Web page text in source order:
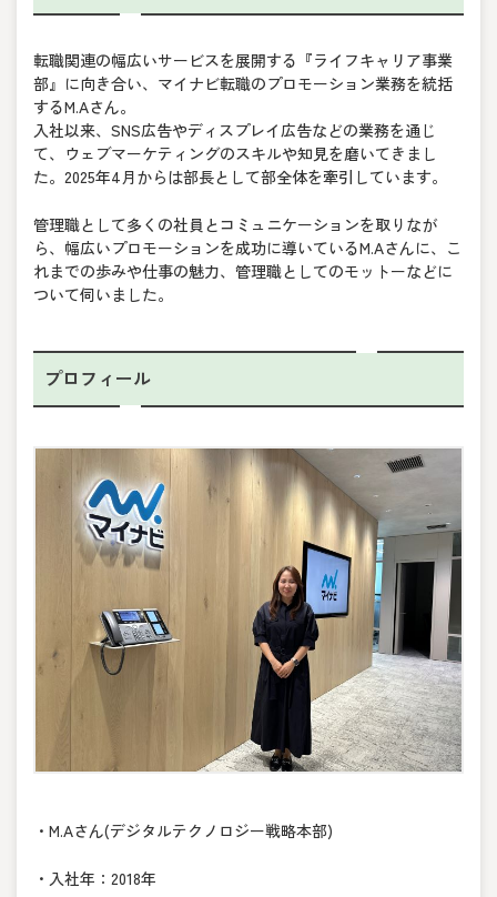
転職関連の幅広いサービスを展開する『ライフキャリア事業
部』に向き合い、マイナビ転職のプロモーション業務を統括
するM.Aさん。
入社以来、SNS広告やディスプレイ広告などの業務を通じ
て、ウェブマーケティングのスキルや知見を磨いてきまし
た。2025年4月からは部長として部全体を牽引しています。
管理職として多くの社員とコミュニケーションを取りなが
ら、幅広いプロモーションを成功に導いているM.Aさんに、こ
れまでの歩みや仕事の魅力、管理職としてのモットーなどに
ついて伺いました。
プロフィール
・M.Aさん(デジタルテクノロジー戦略本部)
・入社年：2018年